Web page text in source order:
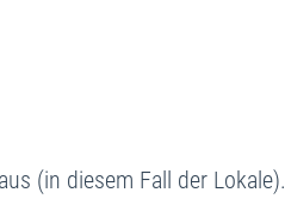
(in diesem Fall der Lokale).